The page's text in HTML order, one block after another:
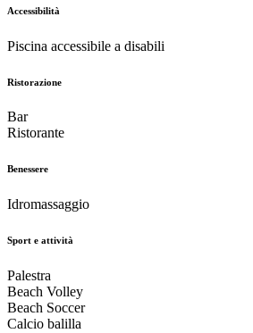
Accessibilità
Piscina accessibile a disabili
Ristorazione
Bar
Ristorante
Benessere
Idromassaggio
Sport e attività
Palestra
Beach Volley
Beach Soccer
Calcio balilla